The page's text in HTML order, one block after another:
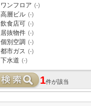
ワンフロア (-)
高層ビル (-)
飲食店可 (-)
居抜物件 (-)
個別空調 (-)
都市ガス (-)
下水道 (-)
1件が該当